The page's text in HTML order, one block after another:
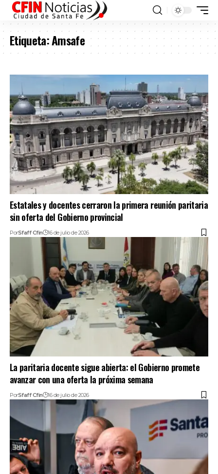
Etiqueta:Amsafe
Estatales y docentes cerraron la primera reunión paritaria
sin oferta del Gobierno provincial
PorSfaff Cfin 16 de julio de 2026
La paritaria docente sigue abierta: el Gobierno promete
avanzar con una oferta la próxima semana
PorSfaff Cfin 16 de julio de 2026